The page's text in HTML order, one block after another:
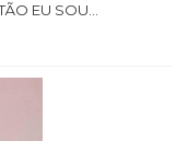
EU SOU...